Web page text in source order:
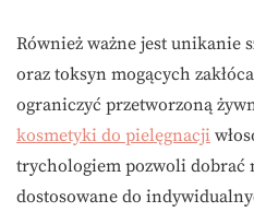
Również ważne jest unikanie
oraz toksyn mogących
ograniczyć przetworzoną
kosmetyki do pielęgnacji
trychologiem pozwoli dobrać
dostosowane do